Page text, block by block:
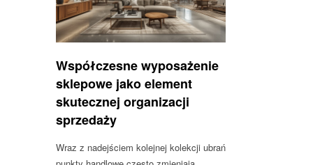
Współczesne wyposażenie
sklepowe jako element
skutecznej organizacji
sprzedaży
Wraz z nadejściem kolejnej kolekcji ubrań